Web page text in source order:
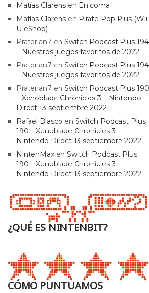
Matías Clarens en En coma
Matías Clarens en Pirate Pop Plus (Wii
U eShop)
Praterian7 enSwitch Podcast Plus 194
– Nuestros juegos favoritos de 2022
Praterian7 enSwitch Podcast Plus 194
– Nuestros juegos favoritos de 2022
Praterian7 enSwitch Podcast Plus 190
– Xenoblade Chronicles 3 – Nintendo
Direct 13 septiembre 2022
Rafael Blasco enSwitch Podcast Plus
190 – Xenoblade Chronicles 3 –
Nintendo Direct 13 septiembre 2022
NintenMax enSwitch Podcast Plus
190 – Xenoblade Chronicles 3 –
Nintendo Direct 13 septiembre 2022
¿QUÉ ES NINTENBIT?
CÓMO PUNTUAMOS